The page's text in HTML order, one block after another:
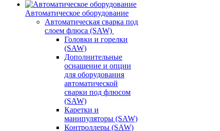
Автоматическое оборудование
Автоматическая сварка под
слоем флюса (SAW)
Головки и горелки
(SAW)
Дополнительные
оснащение и опции
для оборудования
автоматической
сварки под флюсом
(SAW)
Каретки и
манипуляторы (SAW)
Контроллеры (SAW)